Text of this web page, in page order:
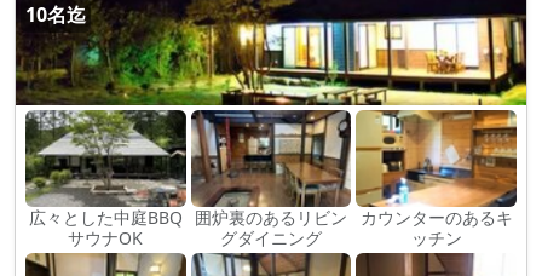
10名迄
広々とした中庭BBQ
サウナOK
囲炉裏のあるリビン
グダイニング
カウンターのあるキ
ッチン